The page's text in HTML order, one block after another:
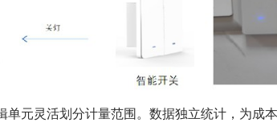
元灵活划分计量范围。数据独立统计，为成本